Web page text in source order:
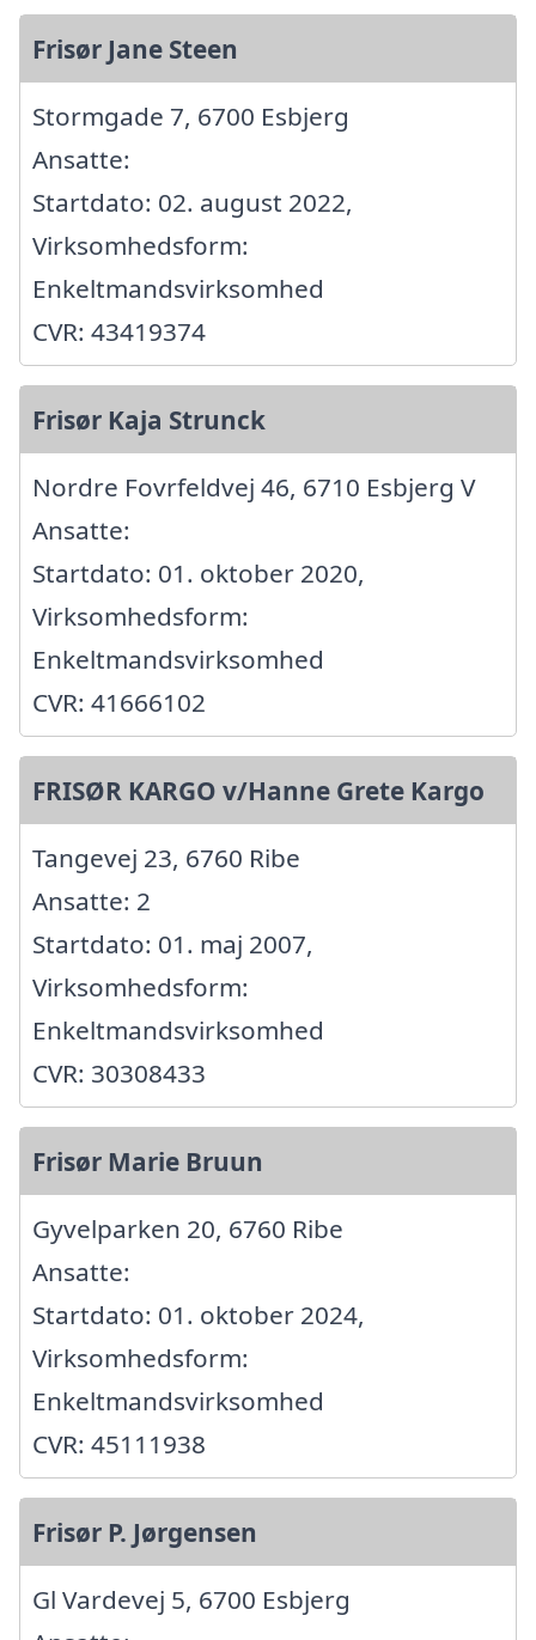
Frisør Jane Steen
Stormgade 7, 6700 Esbjerg
Ansatte:
Startdato: 02. august 2022,
Virksomhedsform:
Enkeltmandsvirksomhed
CVR: 43419374
Frisør Kaja Strunck
Nordre Fovrfeldvej 46, 6710 Esbjerg V
Ansatte:
Startdato: 01. oktober 2020,
Virksomhedsform:
Enkeltmandsvirksomhed
CVR: 41666102
FRISØR KARGO v/Hanne Grete Kargo
Tangevej 23, 6760 Ribe
Ansatte: 2
Startdato: 01. maj 2007,
Virksomhedsform:
Enkeltmandsvirksomhed
CVR: 30308433
Frisør Marie Bruun
Gyvelparken 20, 6760 Ribe
Ansatte:
Startdato: 01. oktober 2024,
Virksomhedsform:
Enkeltmandsvirksomhed
CVR: 45111938
Frisør P. Jørgensen
Gl Vardevej 5, 6700 Esbjerg